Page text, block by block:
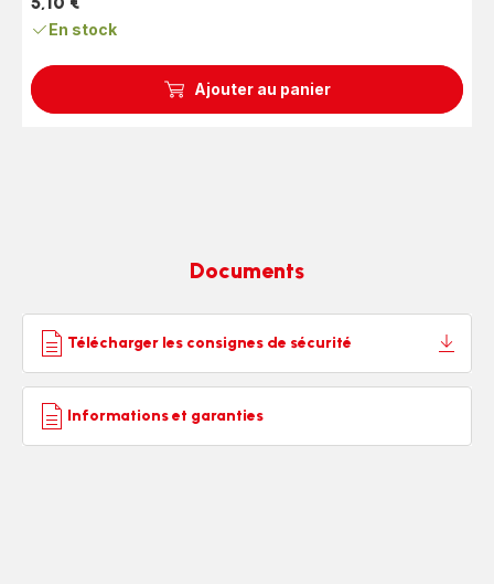
Ajouter au panier
Prix
En stock
Documents
Télécharger les consignes de sécurité
Informations et garanties